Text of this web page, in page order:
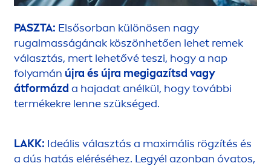
PASZTA: Elsősorban különösen nagy
rugalmasságának köszönhetően lehet remek
választás, mert lehetővé teszi, hogy a nap
folyamán újra és újra megigazítsd vagy
átformázda hajadat anélkül, hogy további
termékekre lenne szükséged.
LAKK: Ideális választás a maximális rögzítés és
a dús hatás eléréséhez. Legyél azonban óvatos,